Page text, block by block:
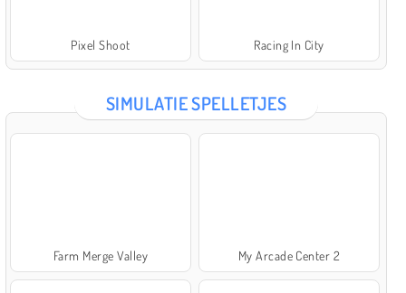
Pixel Shoot Racing In City
SIMULATIE SPELLETJES
Farm Merge Valley My Arcade Center 2